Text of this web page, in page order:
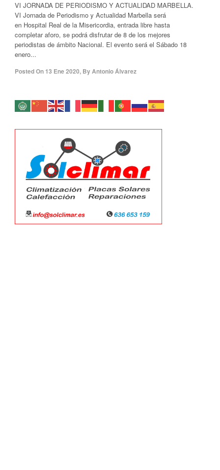
VI JORNADA DE PERIODISMO Y ACTUALIDAD MARBELLA.
VI Jornada de Periodismo y Actualidad Marbella será
en Hospital Real de la Misericordia, entrada libre hasta
completar aforo, se podrá disfrutar de 8 de los mejores
periodistas de ámbito Nacional. El evento será el Sábado 18
enero...
Posted On 13 Ene 2020, ByAntonio Álvarez